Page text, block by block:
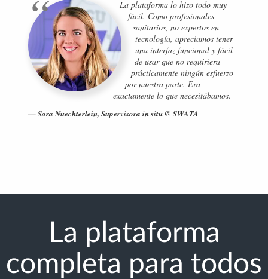
La plataforma lo hizo todo muy
fácil. Como profesionales
sanitarios, no expertos en
tecnología, apreciamos tener
una interfaz funcional y fácil
de usar que no requiriera
prácticamente ningún esfuerzo
por nuestra parte. Era
exactamente lo que necesitábamos.
Sara Nuechterlein, Supervisora in situ @ SWATA
La plataforma
completa para todos